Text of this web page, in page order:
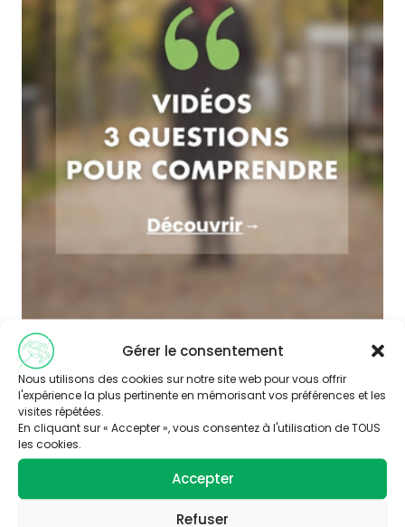
Gérer le consentement
Nous utilisons des cookies sur notre site web pour vous offrir
l'expérience la plus pertinente en mémorisant vos préférences et les
visites répétées.
En cliquant sur « Accepter », vous consentez à l'utilisation de TOUS
les cookies.
Accepter
Refuser
Abonnez-vous à